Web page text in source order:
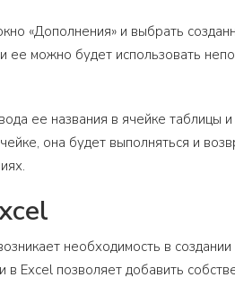
«Дополнения» и выбрать
ее можно будет использовать
ее названия в ячейке таблицы и
она будет выполняться и
необходимость в
Excel позволяет добавить